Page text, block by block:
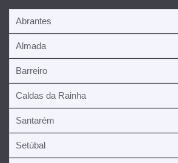
Abrantes
Almada
Barreiro
Caldas da Rainha
Santarém
Setúbal